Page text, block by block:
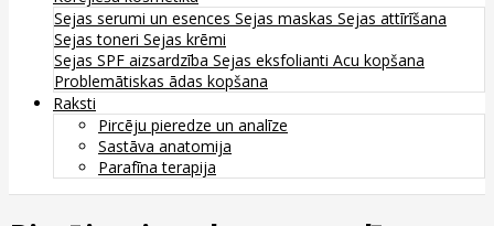
Sejas serumi un esences Sejas maskas Sejas attīrīšana
Sejas toneri Sejas krēmi
Sejas SPF aizsardzība Sejas eksfolianti Acu kopšana
Problemātiskas ādas kopšana
Raksti
Pircēju pieredze un analīze
Sastāva anatomija
Parafīna terapija